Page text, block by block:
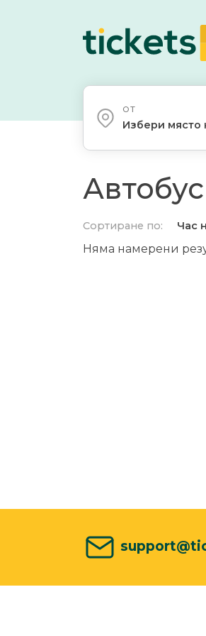
ОТ
Избери място
Сортиране по: Час
Няма намерени